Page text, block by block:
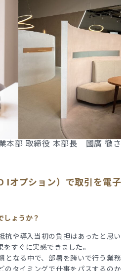
本部 取締役 本部長 國廣 徹さ
Iオプション）で取引を電子
しょうか？
抗や導入当初の負担はあったと思い
すぐに実感できました。
となる中で、部署を跨いで行う業務
のタイミングで仕事をパスするのか